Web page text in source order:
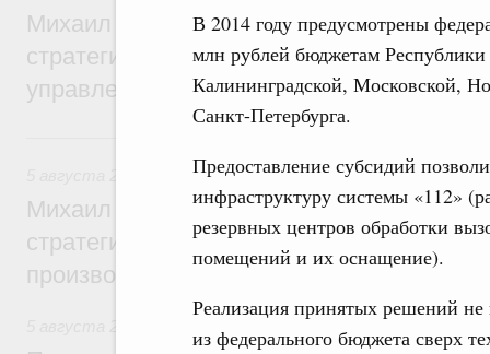
В 2014 году предусмотрены
млн рублей бюджетам
Калининградской, Московской,
Санкт-Петербурга.
Предоставление субсидий
инфраструктуру системы «112»
резервных центров обработки
помещений и их оснащение).
Реализация принятых решений не
из федерального бюджета сверх
Михаил Мишустин дал поручения по
стратегической сессии о
управления научно-технологическим
Вопросы производительности труда и
Михаил Мишустин дал поручения по
стратегической сессии, посвящённой
производительности труда